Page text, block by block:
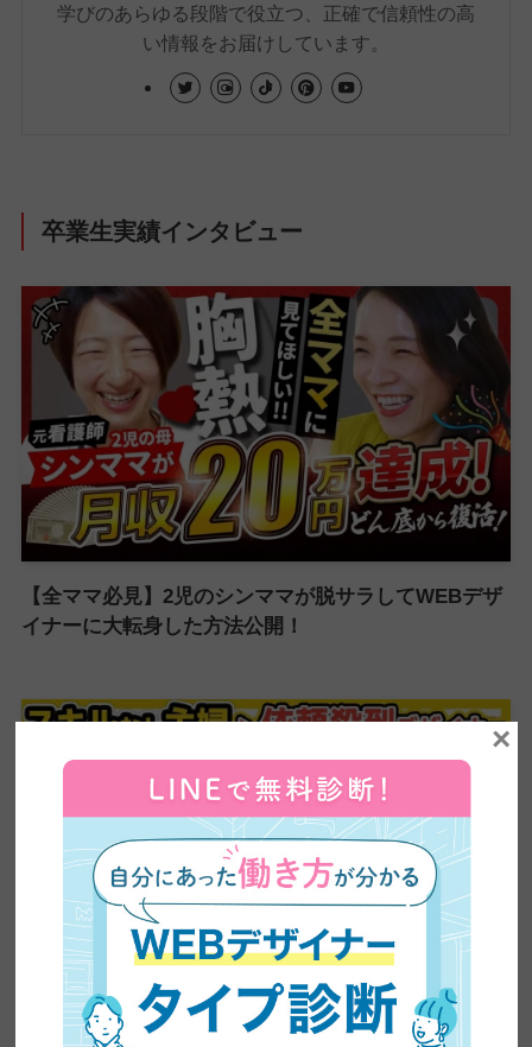
学びのあらゆる段階で役立つ、正確で信頼性の高
い情報をお届けしています。
卒業生実績インタビュー
【全ママ必見】2児のシンママが脱サラしてWEBデザ
イナーに大転身した方法公開！
【超有益】平凡な主婦がビジネスセミナーに乗り込み
5ヶ月で60万円の副業収入を稼いだ方法を大公開！紹
×